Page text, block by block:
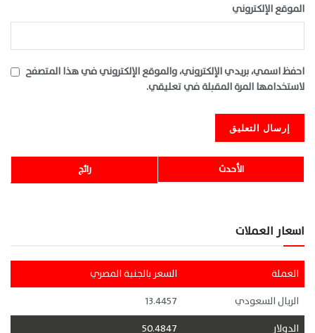
الموقع الإلكتروني
احفظ اسمي، بريدي الإلكتروني، والموقع الإلكتروني في هذا المتصفح
لاستخدامها المرة المقبلة في تعليقي.
رائج الأحدث
اسعار العملات
العملة
السعر بالجنية المصري
الريال السعودي
13.4457
الدولار
50.4847